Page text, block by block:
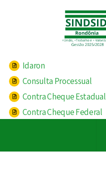
Idaron
Consulta Processual
Contra Cheque Estadual
Contra Cheque Federal